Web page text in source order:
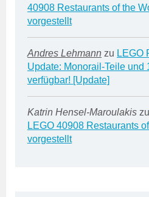
40908 Restaurants of the
vorgestellt
Andres Lehmann zu LEGO
Update: Monorail-Teile und
verfügbar! [Update]
Katrin Hensel-Maroulakis zu
LEGO 40908 Restaurants
vorgestellt